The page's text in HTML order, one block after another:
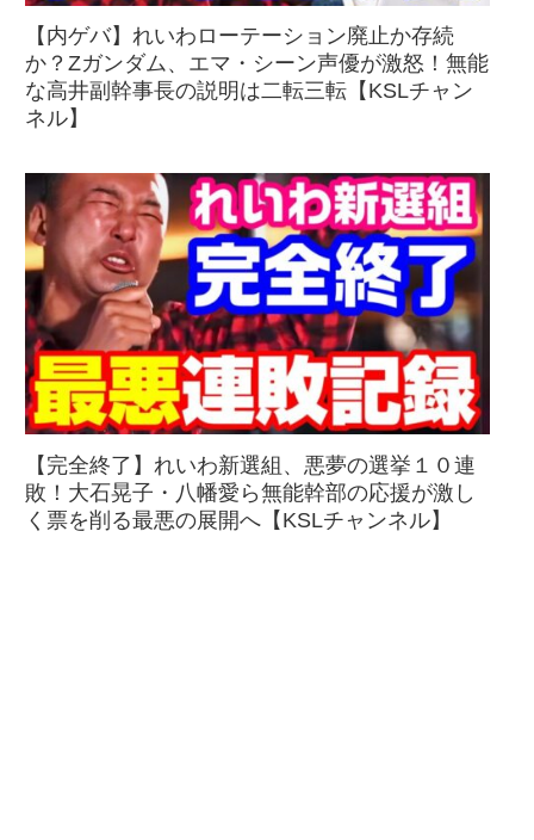
【内ゲバ】れいわローテーション廃止か存続
か？Zガンダム、エマ・シーン声優が激怒！無能
な高井副幹事長の説明は二転三転【KSLチャン
ネル】
【完全終了】れいわ新選組、悪夢の選挙１０連
敗！大石晃子・八幡愛ら無能幹部の応援が激し
く票を削る最悪の展開へ【KSLチャンネル】